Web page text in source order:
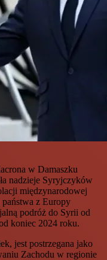
w Damaszku
nadzieje Syryjczyków
międzynarodowej
z Europy
podróż do Syrii od
koniec 2024 roku.
jest postrzegana jako
Zachodu w regionie